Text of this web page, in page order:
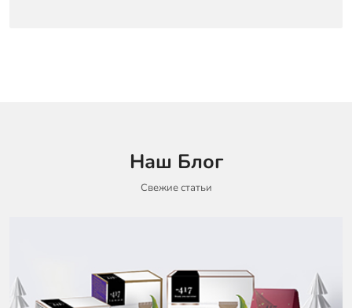
Наш Блог
Свежие статьи